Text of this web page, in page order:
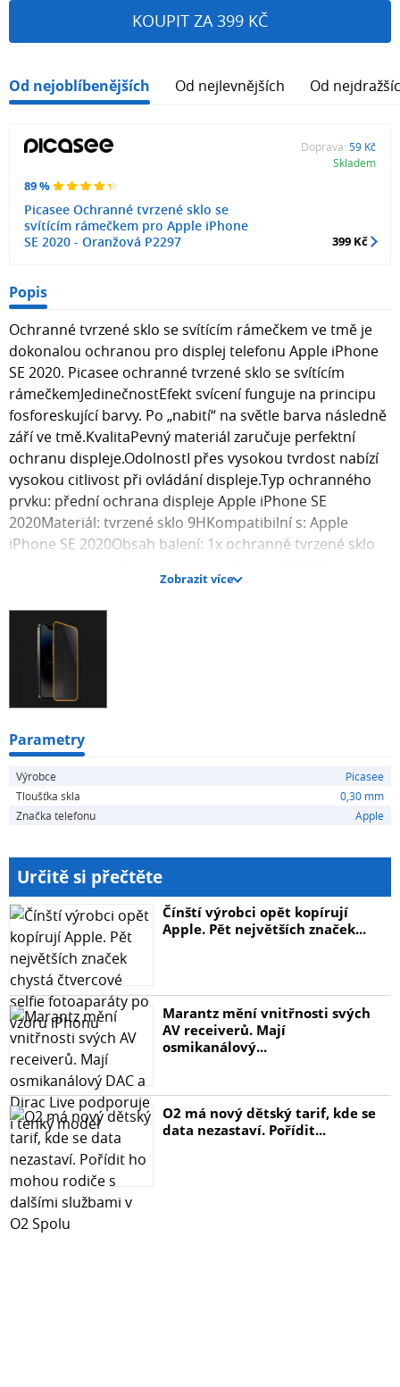
KOUPIT ZA 399 KČ
Od nejoblíbenějších Od nejlevnějších Od
89 %
Picasee Ochranné tvrzené sklo se
svítícím rámečkem pro Apple iPhone
SE 2020 - Oranžová P2297
Doprava: 59 Kč
Skladem
399 Kč
Popis
Ochranné tvrzené sklo se svítícím rámečkem ve tmě je
dokonalou ochranou pro displej telefonu Apple iPhone
SE 2020. Picasee ochranné tvrzené sklo se svítícím
rámečkemJedinečnostEfekt svícení funguje na principu
fosforeskující barvy. Po „nabití“ na světle barva následně
září ve tmě.KvalitaPevný materiál zaručuje perfektní
ochranu displeje.OdolnostI přes vysokou tvrdost nabízí
vysokou citlivost při ovládání displeje.Typ ochranného
prvku: přední ochrana displeje Apple iPhone SE
2020Materiál: tvrzené sklo 9HKompatibilní s: Apple
iPhone SE 2020Obsah balení: 1x ochranné tvrzené sklo
hadřík pro aplikaci skla na displej telefonu. Fotografie
skla mohou být ilustrativní.
Zobrazit více
Parametry
Výrobce
Picasee
Tloušťka skla
0,30 mm
Značka telefonu
Apple
Určitě si přečtěte
Čínští výrobci opět kopírují
Apple. Pět největších značek...
Marantz mění vnitřnosti svých
AV receiverů. Mají
osmikanálový...
O2 má nový dětský tarif, kde se
data nezastaví. Pořídit...